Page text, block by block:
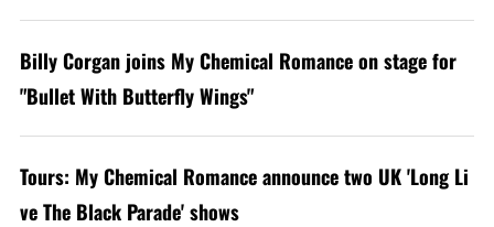
Billy Corgan joins My Chemical Romance on stage for
"Bullet With Butterfly Wings"
Tours: My Chemical Romance announce two UK 'Long Li
ve The Black Parade' shows